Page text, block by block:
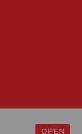
text andOPEN